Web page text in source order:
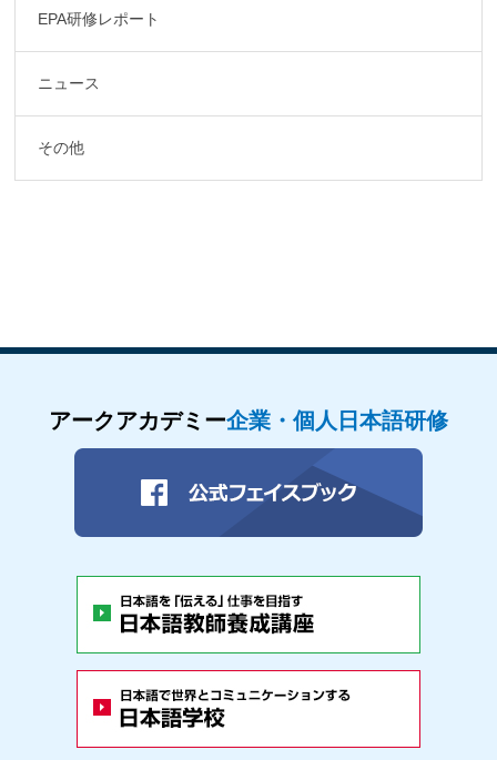
EPA研修レポート
ニュース
その他
アークアカデミー企業・個人日本語研修